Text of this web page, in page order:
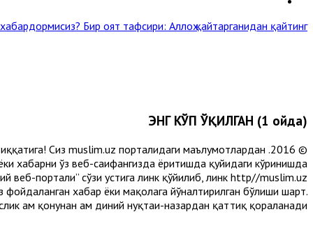
Бир оят тафсири: Аллоҳ қайтарганидан қайтинг! »
ЭНГ КЎП ЎҚИЛГАН (1 ойда)
Сиз muslim.uz порталидаги маълумотлардан
хабарни ўз веб-саҳифангизда ёритишда қуйидаги кўринишда
веб-портали” сўзи устига линк қўйилиб, линк http//muslim.uz
фойдаланган хабар ёки мақолага йўналтирилган бўлиши шарт.
ҳам қонунан ҳам диний нуқтаи-назардан қаттиқ қораланади.